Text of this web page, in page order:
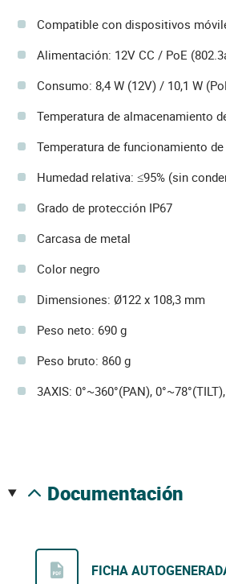
Compatible con dispositivos
Alimentación: 12V CC / PoE
Consumo: 8,4 W (12V) / 10,1 W
Temperatura de almacenamiento
Temperatura de funcionamiento de
Humedad relativa: ≤95% (sin
Grado de protección IP67
Carcasa de metal
Color negro
Dimensiones: Ø122 x 108,3 mm
Peso neto: 690 g
Peso bruto: 860 g
3AXIS: 0°~360°(PAN),
documentación
FICHA